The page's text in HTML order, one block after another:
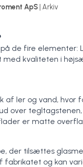
ApS | Arkiv
de fire elementer:
med kvaliteten i
af ler og vand, hvor
over
er matte
der tilsættes
og kan